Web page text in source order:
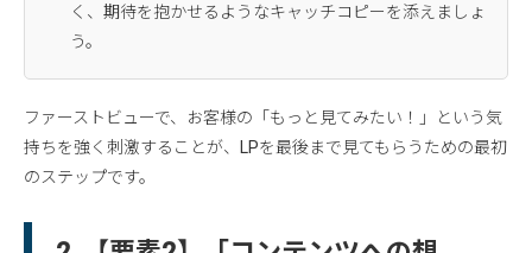
く、期待を抱かせるようなキャッチコピーを添えましょ
う。
ファーストビューで、お客様の「もっと見てみたい！」という気
持ちを強く刺激することが、LPを最後まで見てもらうための最初
のステップです。